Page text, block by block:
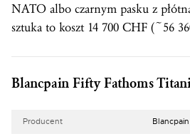
NATO albo czarnym pasku z
sztuka to koszt 14 700 CHF (~56
Blancpain Fifty Fathoms
Producent Blancpain